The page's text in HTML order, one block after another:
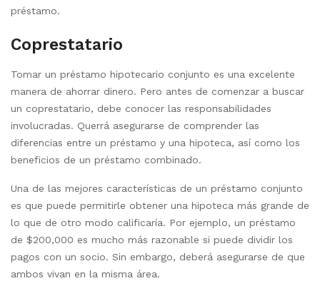
préstamo.
Coprestatario
Tomar un préstamo hipotecario conjunto es una excelente
manera de ahorrar dinero. Pero antes de comenzar a buscar
un coprestatario, debe conocer las responsabilidades
involucradas. Querrá asegurarse de comprender las
diferencias entre un préstamo y una hipoteca, así como los
beneficios de un préstamo combinado.
Una de las mejores características de un préstamo conjunto
es que puede permitirle obtener una hipoteca más grande de
lo que de otro modo calificaría. Por ejemplo, un préstamo
de $200,000 es mucho más razonable si puede dividir los
pagos con un socio. Sin embargo, deberá asegurarse de que
ambos vivan en la misma área.